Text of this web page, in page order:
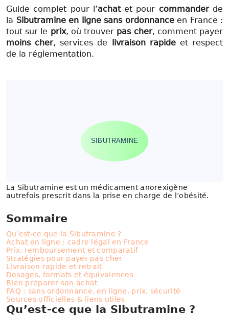
Guide complet pour l’achatet pour commanderde
la Sibutramine en ligne sans ordonnanceen France :
tout sur le prix, où trouver pas cher, comment payer
moins cher, services de livraison rapideet respect
de la réglementation.
SIBUTRAMINE
La Sibutramine est un médicament anorexigène
autrefois prescrit dans la prise en charge de l’obésité.
Sommaire
Qu’est-ce que la Sibutramine ?
Achat en ligne : cadre légal en France
Prix, remboursement et comparatif
Stratégies pour payer pas cher
Livraison rapide et retrait
Dosages, formats et équivalences
Bien préparer son achat
FAQ : sans ordonnance, en ligne, prix, sécurité
Sources officielles & liens utiles
Qu’est-ce que la Sibutramine ?